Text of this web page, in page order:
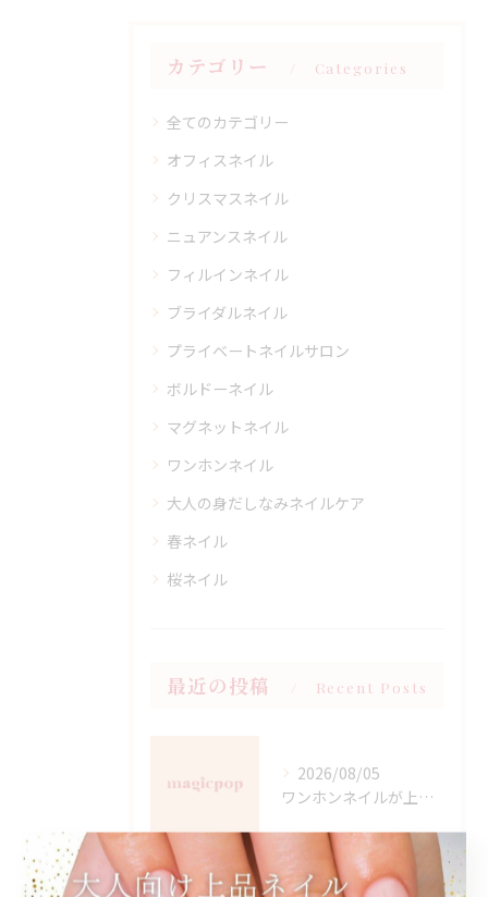
カテゴリー Categories
全てのカテゴリー
オフィスネイル
クリスマスネイル
ニュアンスネイル
フィルインネイル
ブライダルネイル
プライベートネイルサロン
ボルドーネイル
マグネットネイル
ワンホンネイル
大人の身だしなみネイルケア
春ネイル
桜ネイル
最近の投稿 Recent Posts
2026/08/05
ワンホンネイルが上手な愛知県名古屋市西区名駅の魅力と選び方ガイド
2026/07/29